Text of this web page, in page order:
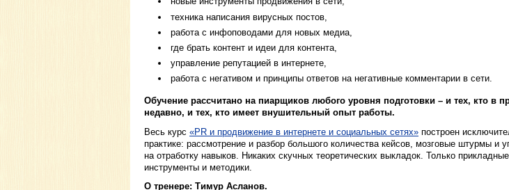
техника написания вирусных постов,
работа с инфоповодами для новых медиа,
где брать контент и идеи для контента,
управление репутацией в интернете,
работа с негативом и принципы ответов на негативные комментарии в сети.
Обучение рассчитано на пиарщиков любого уровня подготовки – и тех, кто в
недавно, и тех, кто имеет внушительный опыт работы.
Весь курс «PR и продвижение в интернете и социальных сетях» построен
практике: рассмотрение и разбор большого количества кейсов, мозговые штурмы и
на отработку навыков. Никаких скучных теоретических выкладок. Только прикладные
инструменты и методики.
О тренере: Тимур Асланов.